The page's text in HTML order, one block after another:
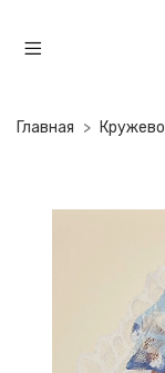
Главная Кружево